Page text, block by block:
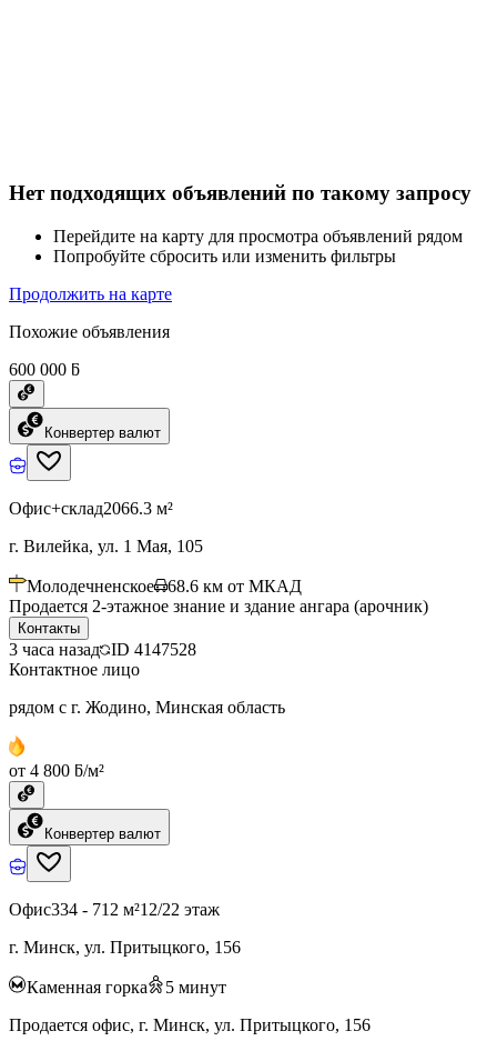
Нет подходящих объявлений по такому запросу
Перейдите на карту для просмотра объявлений рядом
Попробуйте сбросить или изменить фильтры
Продолжить на карте
Похожие объявления
600 000 ƃ
Конвертер валют
Офис+склад2066.3 м²
г. Вилейка, ул. 1 Мая, 105
Молодечненское 68.6 км от МКАД
Продается 2-этажное знание и здание ангара (арочник)
Контакты
3 часа назад ID 4147528
Контактное лицо
рядом с г. Жодино, Минская область
от 4 800 ƃ/м²
Конвертер валют
Офис334 - 712 м²12/22 этаж
г. Минск, ул. Притыцкого, 156
Каменная горка 5 минут
Продается офис, г. Минск, ул. Притыцкого, 156